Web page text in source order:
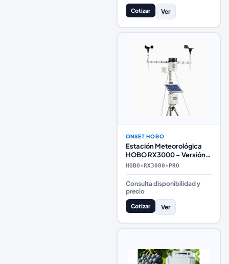
Cotizar Ver
ONSET HOBO
Estación Meteorológica
HOBO RX3000 – Versión
Profesional
HOBO-RX3000-PRO
Consulta disponibilidad y
precio
Cotizar Ver